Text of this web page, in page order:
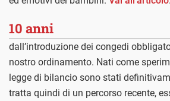
10 anni
dall’introduzione dei congedi
nostro ordinamento. Nati come
legge di bilancio sono stati
tratta quindi di un percorso recente,